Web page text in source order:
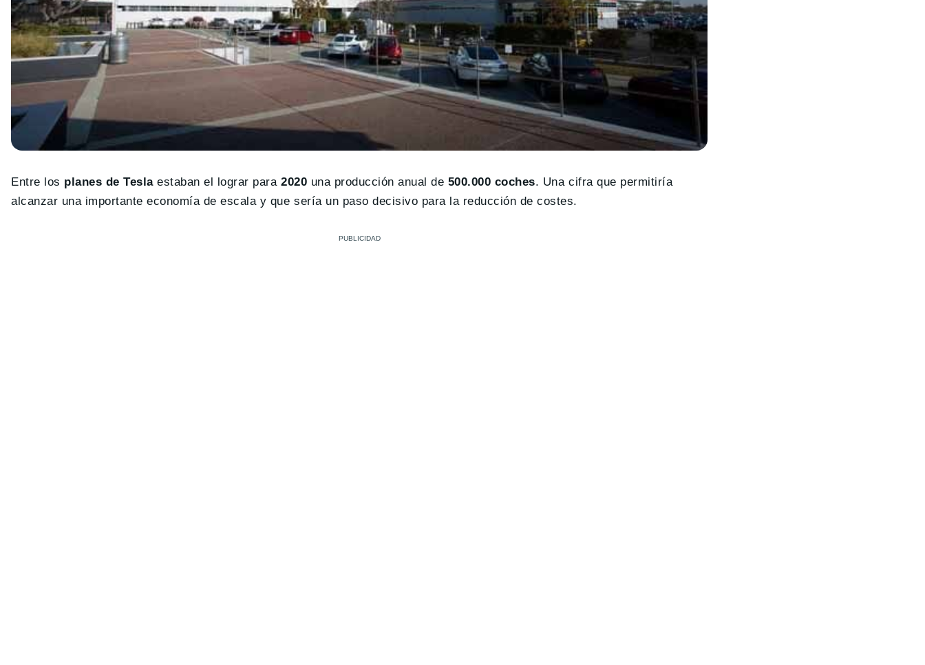
Entre los planes de Teslaestaban el lograr para2020 una producción anual de 500.000 coches. Una cifra que permitiría
alcanzar una importante economía de escala y que sería un paso decisivo para la reducción de costes.